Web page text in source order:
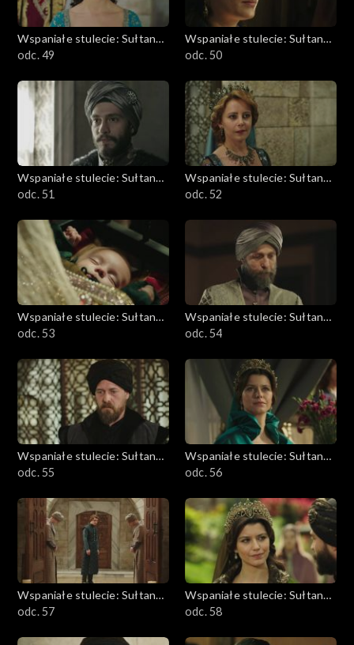
Wspaniałe stulecie: Sułtanka
Kösem
odc. 49
Wspaniałe stulecie: Sułtanka
Kösem
odc. 50
Wspaniałe stulecie: Sułtanka
Kösem
odc. 51
Wspaniałe stulecie: Sułtanka
Kösem
odc. 52
Wspaniałe stulecie: Sułtanka
Kösem
odc. 53
Wspaniałe stulecie: Sułtanka
Kösem
odc. 54
Wspaniałe stulecie: Sułtanka
Kösem
odc. 55
Wspaniałe stulecie: Sułtanka
Kösem
odc. 56
Wspaniałe stulecie: Sułtanka
Kösem
odc. 57
Wspaniałe stulecie: Sułtanka
Kösem
odc. 58